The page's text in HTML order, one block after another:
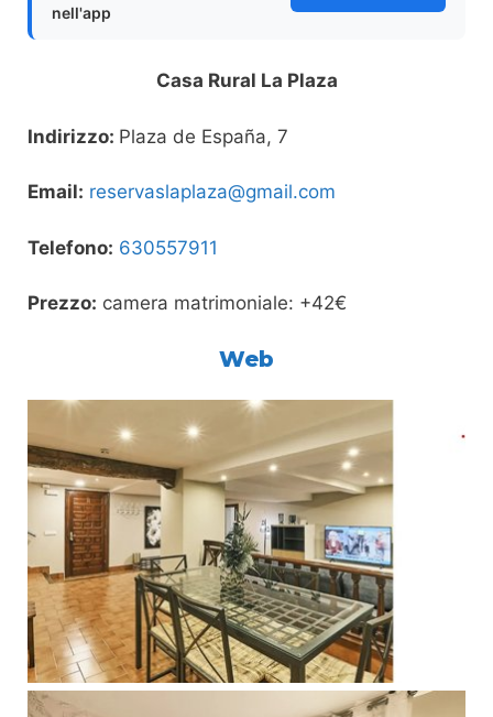
nell'app
Casa Rural La Plaza
Indirizzo: Plaza de España, 7
Email: reservaslaplaza@gmail.com
Telefono: 630557911
Prezzo: camera matrimoniale: +42€
Web